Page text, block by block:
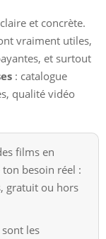
et concrète.
vraiment utiles,
et surtout
: catalogue
qualité vidéo
films en
besoin réel :
gratuit ou hors
les